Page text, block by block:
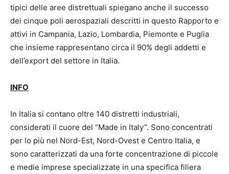
tipici delle aree distrettuali spiegano anche il successo
dei cinque poli aerospaziali descritti in questo Rapporto e
attivi in Campania, Lazio, Lombardia, Piemonte e Puglia
che insieme rappresentano circa il 90% degli addetti e
dell’export del settore in Italia.
INFO
In Italia si contano oltre 140 distretti industriali,
considerati il cuore del “Made in Italy”. Sono concentrati
per lo più nel Nord-Est, Nord-Ovest e Centro Italia, e
sono caratterizzati da una forte concentrazione di piccole
e medie imprese specializzate in una specifica filiera